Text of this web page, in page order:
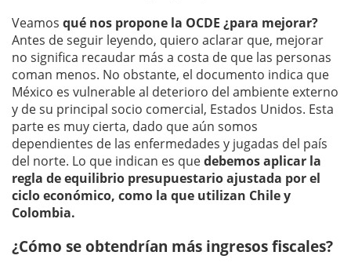
Veamos qué nos propone la OCDE ¿para mejorar?
Antes de seguir leyendo, quiero aclarar que, mejorar
no significa recaudar más a costa de que las personas
coman menos. No obstante, el documento indica que
México es vulnerable al deterioro del ambiente externo
y de su principal socio comercial, Estados Unidos. Esta
parte es muy cierta, dado que aún somos
dependientes de las enfermedades y jugadas del país
del norte. Lo que indican es quedebemos aplicar la
regla de equilibrio presupuestario ajustada por el
ciclo económico, como la que utilizan Chile y
Colombia.
¿Cómo se obtendrían más ingresos fiscales?